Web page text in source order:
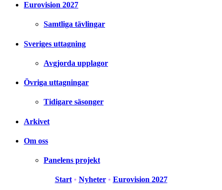
Eurovision 2027
Samtliga tävlingar
Sveriges uttagning
Avgjorda upplagor
Övriga uttagningar
Tidigare säsonger
Arkivet
Om oss
Panelens projekt
Start • Nyheter • Eurovision 2027